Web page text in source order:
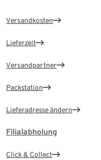
Versandkosten
Lieferzeit
Versandpartner
Packstation
Lieferadresse ändern
Filialabholung
Click & Collect